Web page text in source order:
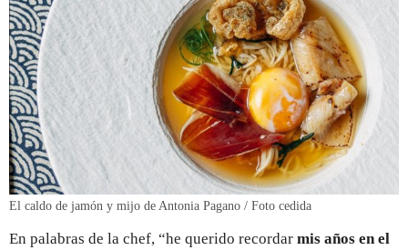
El caldo de jamón y mijo de Antonia Pagano / Foto cedida
En palabras de la chef, “he querido recordar mis años en el